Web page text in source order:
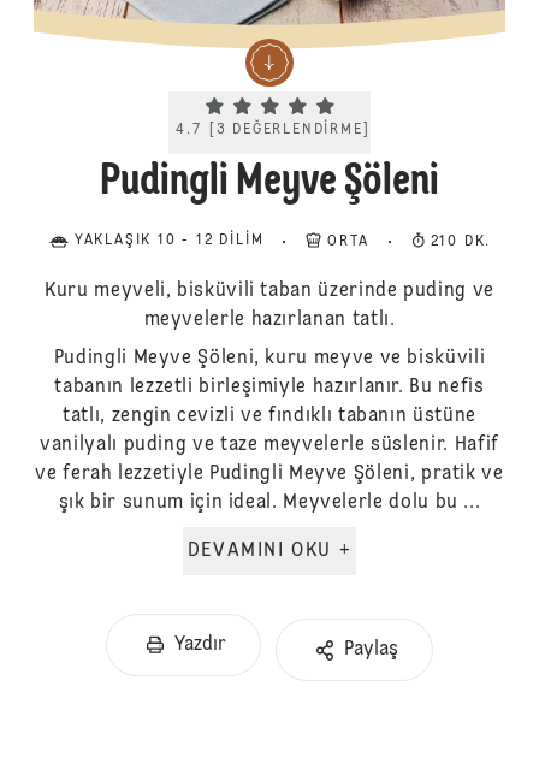
Current rating 4.7. Click to rate.
4.7 3 DEĞERLENDIRME
Pudingli Meyve Şöleni
YAKLAŞIK 10 - 12 DILIM ORTA 210 DK.
Kuru meyveli, bisküvili taban üzerinde puding ve
meyvelerle hazırlanan tatlı.
Pudingli Meyve Şöleni, kuru meyve ve bisküvili
tabanın lezzetli birleşimiyle hazırlanır. Bu nefis
tatlı, zengin cevizli ve fındıklı tabanın üstüne
vanilyalı puding ve taze meyvelerle süslenir. Hafif
ve ferah lezzetiyle Pudingli Meyve Şöleni, pratik ve
şık bir sunum için ideal. Meyvelerle dolu bu ...
DEVAMINI OKU +
Yazdır Paylaş